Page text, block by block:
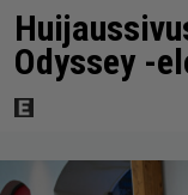
Odyssey -